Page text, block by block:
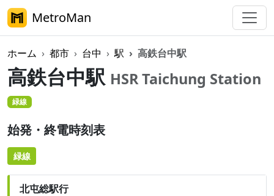
MetroMan
ホーム 都市 台中 駅 高鉄台中駅
高鉄台中駅 HSR Taichung Station
緑線
始発・終電時刻表
緑線
北屯総駅行